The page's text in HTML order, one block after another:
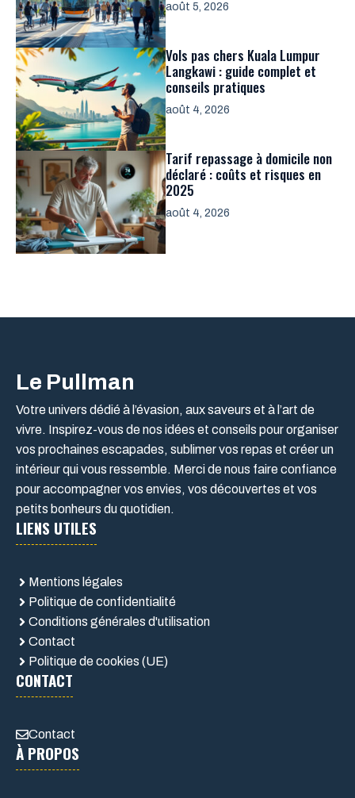
août 5, 2026
Vols pas chers Kuala Lumpur
Langkawi : guide complet et
conseils pratiques
août 4, 2026
Tarif repassage à domicile non
déclaré : coûts et risques en
2025
août 4, 2026
Le Pullman
Votre univers dédié à l’évasion, aux saveurs et à l’art de
vivre. Inspirez-vous de nos idées et conseils pour organiser
vos prochaines escapades, sublimer vos repas et créer un
intérieur qui vous ressemble. Merci de nous faire confiance
pour accompagner vos envies, vos découvertes et vos
petits bonheurs du quotidien.
LIENS UTILES
Mentions légales
Politique de confidentialité
Conditions générales d'utilisation
Contact
Politique de cookies (UE)
CONTACT
Contact
À PROPOS